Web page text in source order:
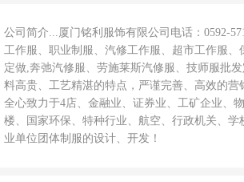
公司简介...厦门铭利服饰有限公司电话：0592-
工作服、职业制服、汽修工作服、超市工作服、
定做,奔弛汽修服、劳施莱斯汽修服、技师服批
料高贵、工艺精湛的特点，严谨完善、高效的营
全心致力于4店、金融业、证券业、工矿企业、
楼、国家环保、特种行业、航空、行政机关、学
业单位团体制服的设计、开发！